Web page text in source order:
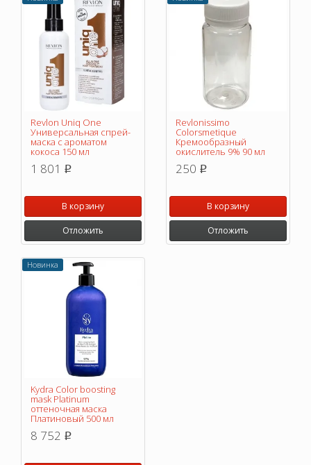
Revlon Uniq One
Универсальная спрей-
маска с ароматом
кокоса 150 мл
1 801 p
В корзину
Отложить
Revlonissimo
Colorsmetique
Кремообразный
окислитель 9% 90 мл
250 p
В корзину
Отложить
Новинка
Kydra Color boosting
mask Platinum
оттеночная маска
Платиновый 500 мл
8 752 p